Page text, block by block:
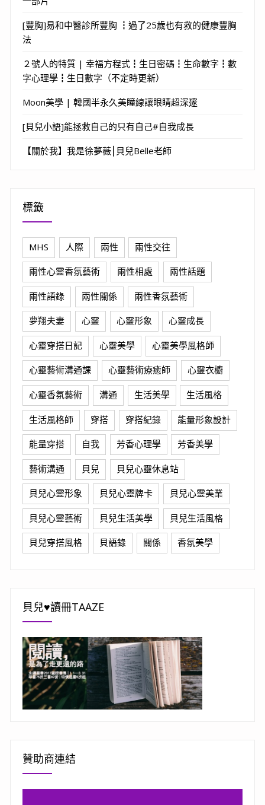
[豐胸]易和中醫診所豐胸 ┇過了25歲也有救的健康豐胸
法
２號人的特質 | 幸福方程式┇生日密碼┇生命數字┇數
字心理學┇生日數字（不定時更新）
Moon美學 | 韓國半永久美瞳線讓眼睛超深邃
[貝兒小語]能拯救自己的只有自己#自我成長
【關於我】我是徐夢薇⎮貝兒Belle老師
標籤
MHS 人際 兩性 兩性交往
兩性心靈香氛藝術 兩性相處 兩性話題
兩性語錄 兩性關係 兩性香氛藝術
夢翔夫妻 心靈 心靈形象 心靈成長
心靈穿搭日記 心靈美學 心靈美學風格師
心靈藝術溝通課 心靈藝術療癒師 心靈衣櫥
心靈香氛藝術 溝通 生活美學 生活風格
生活風格師 穿搭 穿搭紀錄 能量形象設計
能量穿搭 自我 芳香心理學 芳香美學
藝術溝通 貝兒 貝兒心靈休息站
貝兒心靈形象 貝兒心靈牌卡 貝兒心靈美業
貝兒心靈藝術 貝兒生活美學 貝兒生活風格
貝兒穿搭風格 貝語錄 關係 香氛美學
貝兒♥讀冊TAAZE
贊助商連結